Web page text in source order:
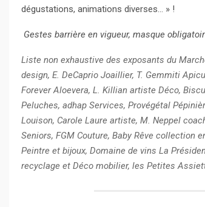
dégustations, animations diverses… » !
Gestes barrière en vigueur, masque
Liste non exhaustive des exposants du
design, E. DeCaprio Joaillier, T. Gemmiti
Forever Aloevera, L. Killian artiste Déco,
Peluches, adhap Services, Provégétal
Louison, Carole Laure artiste, M. Neppel
Seniors, FGM Couture, Baby Rêve collection
Peintre et bijoux, Domaine de vins La
recyclage et Déco mobilier, les Petites